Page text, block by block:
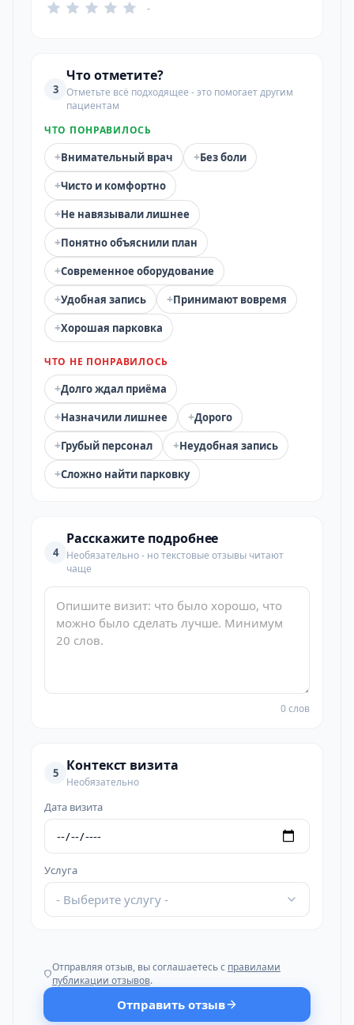
-
3
Что отметите?
Отметьте всё подходящее - это помогает другим
пациентам
ЧТО ПОНРАВИЛОСЬ
+Внимательный врач +Без боли
+Чисто и комфортно
+Не навязывали лишнее
+Понятно объяснили план
+Современное оборудование
+Удобная запись +Принимают вовремя
+Хорошая парковка
ЧТО НЕ ПОНРАВИЛОСЬ
+Долго ждал приёма
+Назначили лишнее +Дорого
+Грубый персонал +Неудобная запись
+Сложно найти парковку
4
Расскажите подробнее
Необязательно - но текстовые отзывы читают
чаще
0 слов
5 Контекст визита
Необязательно
Дата визита
Услуга
- Выберите услугу -
Отправляя отзыв, вы соглашаетесь с правилами
публикации отзывов.
Отправить отзыв